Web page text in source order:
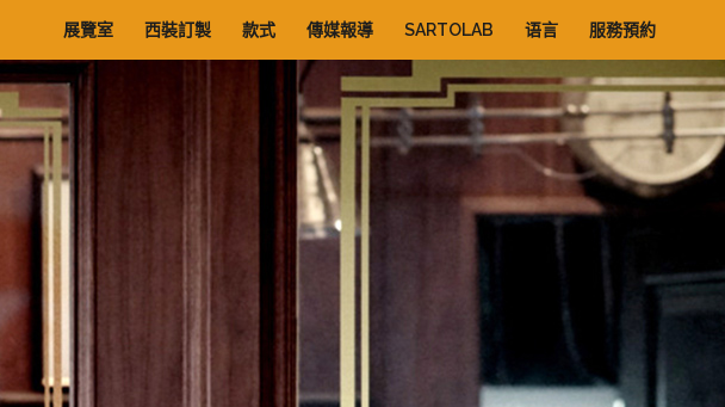
展覽室 西裝訂製 款式 傳媒報導 SARTOLAB 语言 服務預約